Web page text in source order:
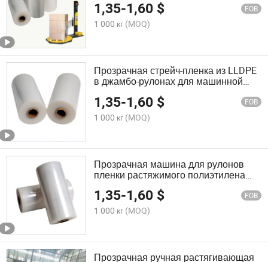
1,35-1,60 $ FOB
1 000 кг (MOQ)
Прозрачная стрейч-пленка из LLDPE
в джамбо-рулонах для машинной
1,35-1,60 $ FOB
1 000 кг (MOQ)
Прозрачная машина для рулонов
пленки растяжимого полиэтилена
низкой плотности
1,35-1,60 $ FOB
1 000 кг (MOQ)
Прозрачная ручная растягивающая